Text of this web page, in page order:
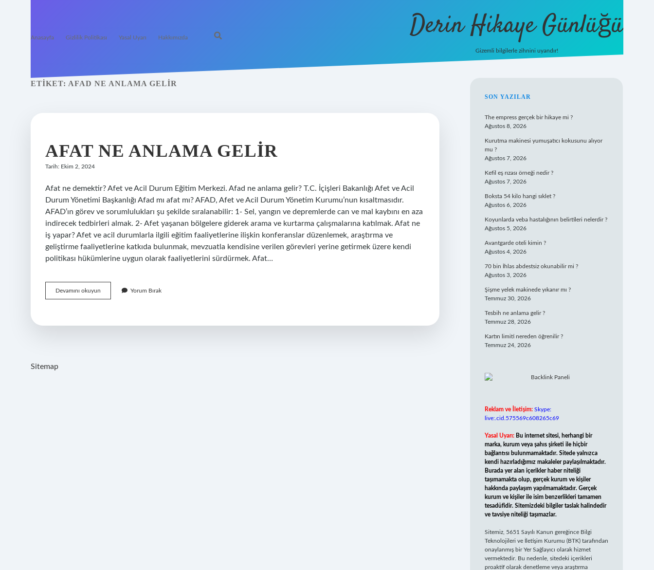
Anasayfa Gizlilik Politikası Yasal Uyarı Hakkımızda Derin Hikaye Günlüğü
Gizemli bilgilerle zihnini uyandır!
ETIKET: AFAD NE ANLAMA GELIR
AFAT NE ANLAMA GELIR
Tarih: Ekim 2, 2024
Afat ne demektir? Afet ve Acil Durum Eğitim Merkezi. Afad ne anlama gelir? T.C. İçişleri Bakanlığı Afet ve Acil
Durum Yönetimi Başkanlığı Afad mı afat mı? AFAD, Afet ve Acil Durum Yönetim Kurumu’nun kısaltmasıdır.
AFAD’ın görev ve sorumlulukları şu şekilde sıralanabilir: 1- Sel, yangın ve depremlerde can ve mal kaybını en aza
indirecek tedbirleri almak. 2- Afet yaşanan bölgelere giderek arama ve kurtarma çalışmalarına katılmak. Afat ne
iş yapar? Afet ve acil durumlarla ilgili eğitim faaliyetlerine ilişkin konferanslar düzenlemek, araştırma ve
geliştirme faaliyetlerine katkıda bulunmak, mevzuatla kendisine verilen görevleri yerine getirmek üzere kendi
politikası hükümlerine uygun olarak faaliyetlerini sürdürmek. Afat…
Devamını okuyun
Ne
Yorum Bırak
Sitemap
SIDEBAR
SON YAZILAR
The empress gerçek bir hikaye mi ?
Ağustos 8, 2026
Kurutma makinesi yumuşatıcı kokusunu alıyor
mu ?
Ağustos 7, 2026
Kefil eş rızası örneği nedir ?
Ağustos 7, 2026
Boksta 54 kilo hangi sıklet ?
Ağustos 6, 2026
Koyunlarda veba hastalığının belirtileri nelerdir ?
Ağustos 5, 2026
Avantgarde oteli kimin ?
Ağustos 4, 2026
70 bin İhlas abdestsiz okunabilir mi ?
Ağustos 3, 2026
Şişme yelek makinede yıkanır mı ?
Temmuz 30, 2026
Tesbih ne anlama gelir ?
Temmuz 28, 2026
Kartın limiti nereden öğrenilir ?
Temmuz 24, 2026
Reklam ve İletişim: Skype:
live:.cid.575569c608265c69
Yasal Uyarı: Bu internet sitesi, herhangi bir
marka, kurum veya şahıs şirketi ile hiçbir
bağlantısı bulunmamaktadır. Sitede yalnızca
kendi hazırladığımız makaleler paylaşılmaktadır.
Burada yer alan içerikler haber niteliği
taşımamakta olup, gerçek kurum ve kişiler
hakkında paylaşım yapılmamaktadır. Gerçek
kurum ve kişiler ile isim benzerlikleri tamamen
tesadüfidir. Sitemizdeki bilgiler taslak halindedir
ve tavsiye niteliği taşımazlar.
Sitemiz, 5651 Sayılı Kanun gereğince Bilgi
Teknolojileri ve İletişim Kurumu (BTK) tarafından
onaylanmış bir Yer Sağlayıcı olarak hizmet
vermektedir. Bu nedenle, sitedeki içerikleri
proaktif olarak denetleme veya araştırma